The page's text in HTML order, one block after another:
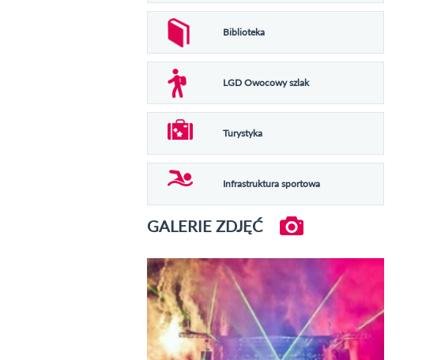
Biblioteka
LGD Owocowy szlak
Turystyka
Infrastruktura sportowa
GALERIE ZDJĘĆ